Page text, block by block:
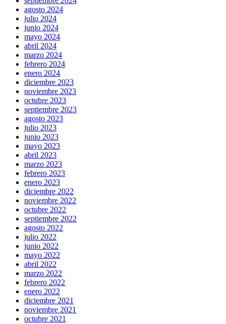
agosto 2024
julio 2024
junio 2024
mayo 2024
abril 2024
marzo 2024
febrero 2024
enero 2024
diciembre 2023
noviembre 2023
octubre 2023
septiembre 2023
agosto 2023
julio 2023
junio 2023
mayo 2023
abril 2023
marzo 2023
febrero 2023
enero 2023
diciembre 2022
noviembre 2022
octubre 2022
septiembre 2022
agosto 2022
julio 2022
junio 2022
mayo 2022
abril 2022
marzo 2022
febrero 2022
enero 2022
diciembre 2021
noviembre 2021
octubre 2021